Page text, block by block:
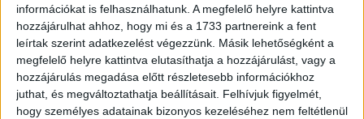
információkat is felhasználhatunk. A megfelelő helyre kattintva
hozzájárulhat ahhoz, hogy mi és a 1733 partnereink a fent
leírtak szerint adatkezelést végezzünk. Másik lehetőségként a
megfelelő helyre kattintva elutasíthatja a hozzájárulást, vagy a
hozzájárulás megadása előtt részletesebb információkhoz
juthat, és megváltoztathatja beállításait. Felhívjuk figyelmét,
hogy személyes adatainak bizonyos kezeléséhez nem feltétlenül
Tatabánya, Eladó Családi ház
Balatonlelle, Eladó Társasházi lakás
Eger, Eladó Családi ház